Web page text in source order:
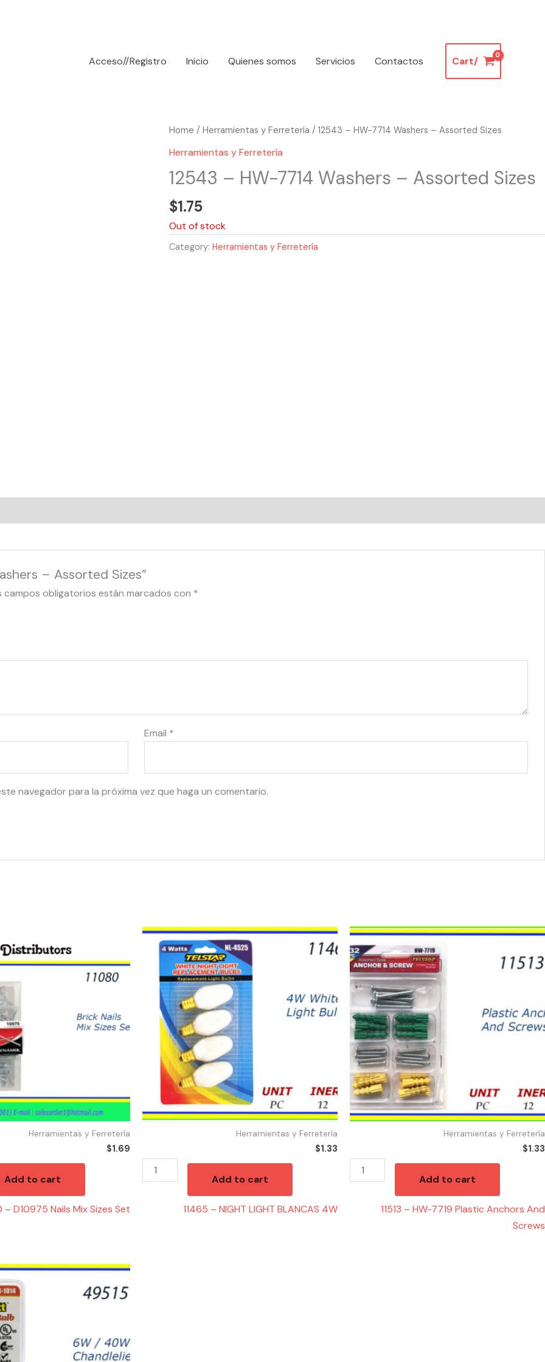
Acceso//Registro
Inicio Quienes somos Servicios Contactos Cart/
Home / Herramientas y Ferretería / 12543 – HW-7714 Washers – Assorted Sizes
Herramientas y Ferretería
12543 – HW-7714 Washers – Assorted Sizes
$1.75
Out of stock
Category: Herramientas y Ferretería
– Assorted Sizes”
campos obligatorios están marcados con *
Email *
navegador para la próxima vez que haga un comentario.
Herramientas y Ferretería
$1.69
Add to cart
– D10975 Nails Mix Sizes Set
Herramientas y Ferretería
$1.33
11465
LIGHT
BLANCAS
quantity
Add to cart
11465 – NIGHT LIGHT BLANCAS 4W
Herramientas y Ferretería
$1.33
11513
-
HW-
7719
Plastic
Anchors
And
Screws
quantity
Add to cart
11513 – HW-7719 Plastic Anchors And
Screws